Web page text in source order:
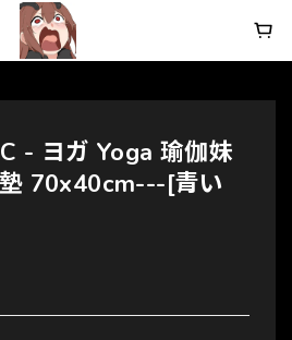
- ヨガ Yoga 瑜伽妹
70x40cm---[青い